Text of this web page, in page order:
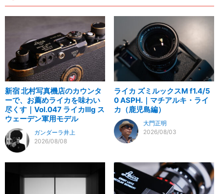
新宿 北村写真機店のカウンタ
ーで、お薦めライカを味わい
尽くす｜Vol.047 ライカIIIg ス
ウェーデン軍用モデル
ガンダーラ井上
2026/08/08
ライカ ズミルックスM f1.4/5
0 ASPH.｜マチアルキ・ライ
カ（鹿児島編）
大門正明
2026/08/03